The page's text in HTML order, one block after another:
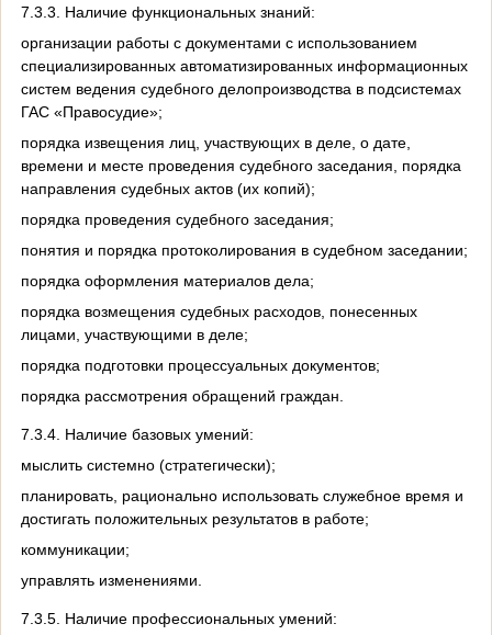
7.3.3. Наличие функциональных знаний:
организации работы с документами с использованием
специализированных автоматизированных информационных
систем ведения судебного делопроизводства в подсистемах
ГАС «Правосудие»;
порядка извещения лиц, участвующих в деле, о дате,
времени и месте проведения судебного заседания, порядка
направления судебных актов (их копий);
порядка проведения судебного заседания;
понятия и порядка протоколирования в судебном заседании;
порядка оформления материалов дела;
порядка возмещения судебных расходов, понесенных
лицами, участвующими в деле;
порядка подготовки процессуальных документов;
порядка рассмотрения обращений граждан.
7.3.4. Наличие базовых умений:
мыслить системно (стратегически);
планировать, рационально использовать служебное время и
достигать положительных результатов в работе;
коммуникации;
управлять изменениями.
7.3.5. Наличие профессиональных умений: